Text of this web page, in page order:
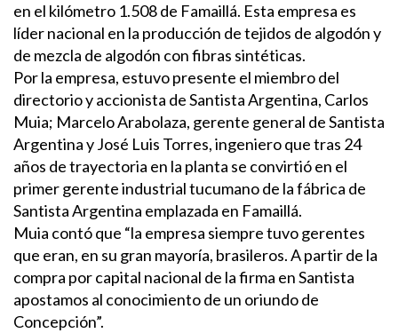
en el kilómetro 1.508 de Famaillá. Esta empresa es
líder nacional en la producción de tejidos de algodón y
de mezcla de algodón con fibras sintéticas.
Por la empresa, estuvo presente el miembro del
directorio y accionista de Santista Argentina, Carlos
Muia; Marcelo Arabolaza, gerente general de Santista
Argentina y José Luis Torres, ingeniero que tras 24
años de trayectoria en la planta se convirtió en el
primer gerente industrial tucumano de la fábrica de
Santista Argentina emplazada en Famaillá.
Muia contó que “la empresa siempre tuvo gerentes
que eran, en su gran mayoría, brasileros. A partir de la
compra por capital nacional de la firma en Santista
apostamos al conocimiento de un oriundo de
Concepción”.